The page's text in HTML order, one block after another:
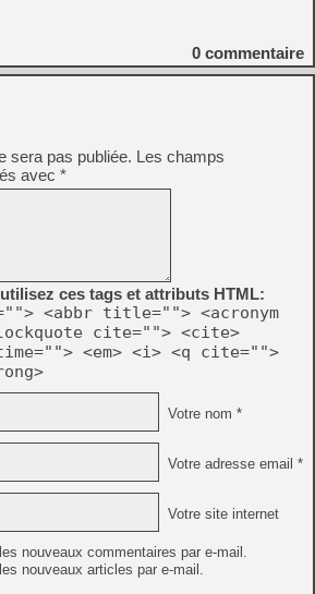
0 commentaire
sera pas publiée. Les champs
avec *
ces tags et attributs HTML:
<abbr title=""> <acronym
cite=""> <cite>
<em> <i> <q cite="">
Votre nom *
Votre adresse email *
Votre site internet
nouveaux commentaires par e-mail.
nouveaux articles par e-mail.